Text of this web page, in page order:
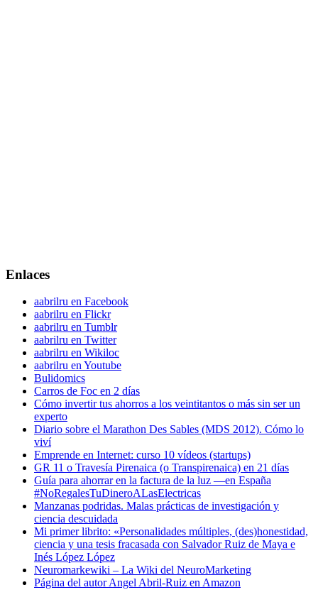
Enlaces
aabrilru en Facebook
aabrilru en Flickr
aabrilru en Tumblr
aabrilru en Twitter
aabrilru en Wikiloc
aabrilru en Youtube
Bulidomics
Carros de Foc en 2 días
Cómo invertir tus ahorros a los veintitantos o más sin ser un
experto
Diario sobre el Marathon Des Sables (MDS 2012). Cómo lo
viví
Emprende en Internet: curso 10 vídeos (startups)
GR 11 o Travesía Pirenaica (o Transpirenaica) en 21 días
Guía para ahorrar en la factura de la luz —en España
#NoRegalesTuDineroALasElectricas
Manzanas podridas. Malas prácticas de investigación y
ciencia descuidada
Mi primer librito: «Personalidades múltiples, (des)honestidad,
ciencia y una tesis fracasada con Salvador Ruiz de Maya e
Inés López López
Neuromarkewiki – La Wiki del NeuroMarketing
Página del autor Angel Abril-Ruiz en Amazon